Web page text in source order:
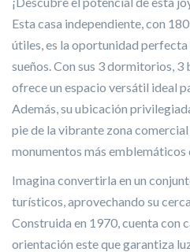
Esta casa independiente, con
útiles, es la oportunidad
sueños. Con sus 3 dormitorios, 3
ofrece un espacio versátil ideal
Además, su ubicación
pie de la vibrante zona
monumentos más emblemáticos
Imagina convertirla en un
turísticos, aprovechando su
Construida en 1970, cuenta con
orientación este que garantiza